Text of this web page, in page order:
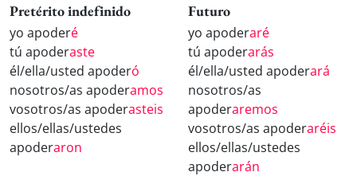
Pretérito indefinido
yo apoderé
tú apoderaste
él/ella/usted apoderó
nosotros/as apoderamos
vosotros/as apoderasteis
ellos/ellas/ustedes
apoderaron
Futuro
yo apoderaré
tú apoderarás
él/ella/usted apoderará
nosotros/as
apoderaremos
vosotros/as apoderaréis
ellos/ellas/ustedes
apoderarán